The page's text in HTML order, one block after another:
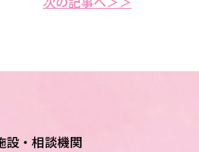
設・相談機関